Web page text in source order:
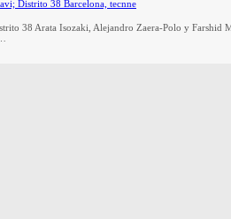
38 Arata Isozaki, Alejandro Zaera-Polo y Farshid